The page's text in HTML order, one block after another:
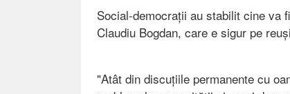
Social-democrații au stabilit cine va
Claudiu Bogdan, care e sigur pe
"Atât din discuțiile permanente cu